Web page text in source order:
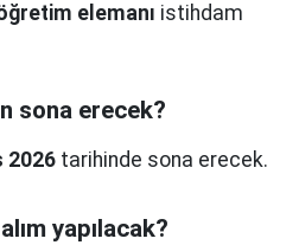
elemanı istihdam
sona erecek?
2026 tarihinde sona erecek.
yapılacak?